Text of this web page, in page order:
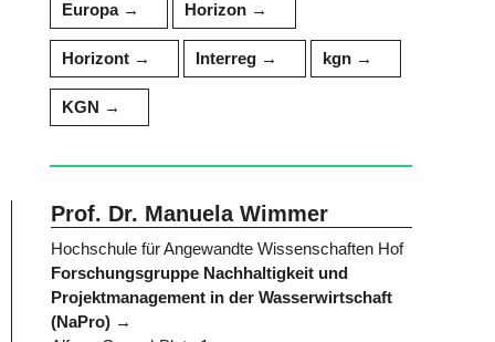
Europa Horizon
Horizont Interreg kgn
KGN
Prof. Dr. Manuela Wimmer
Hochschule für Angewandte Wissenschaften Hof
Forschungsgruppe Nachhaltigkeit und
Projektmanagement in der Wasserwirtschaft
(NaPro)